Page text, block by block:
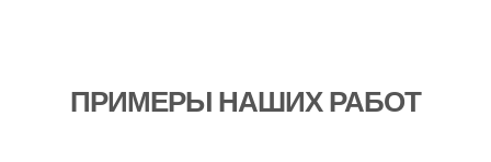
ПРИМЕРЫ НАШИХ РАБОТ